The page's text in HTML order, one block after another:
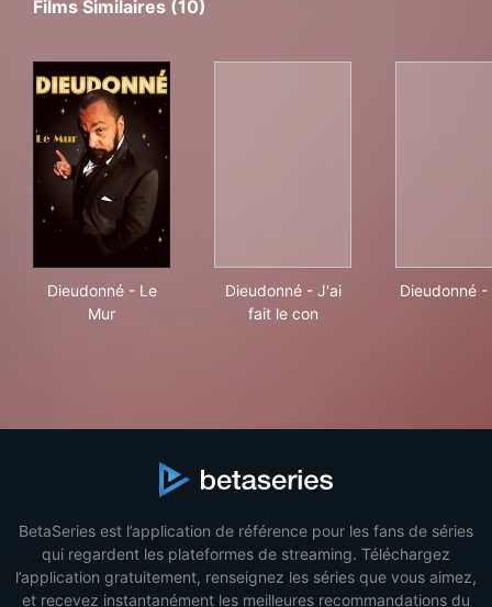
Films Similaires (10)
Dieudonné - Le
Mur
Dieudonné - J'ai
fait le con
Dieudonné
BetaSeries est l’application de référence pour les fans de séries
qui regardent les plateformes de streaming. Téléchargez
l’application gratuitement, renseignez les séries que vous aimez,
et recevez instantanément les meilleures recommandations du